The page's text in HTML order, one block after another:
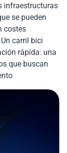
infraestructuras
se pueden
costes
carril bici
rápida: una
que buscan